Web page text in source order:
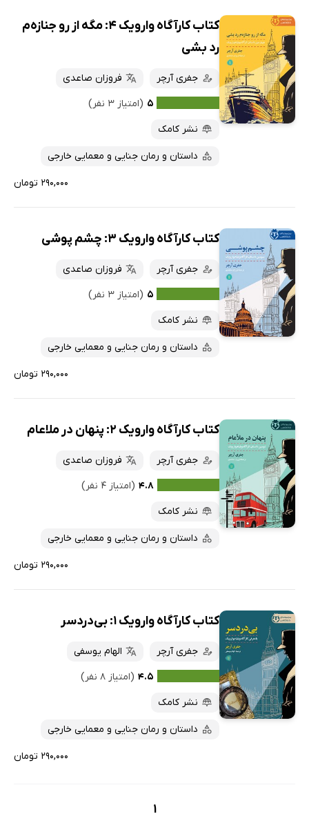
کتاب کارآگاه وارویک 4: مگه از رو جنازه‌م
رد بشی
جفری آرچر
فروزان صاعدی
۵ (امتیاز ۳ نفر)
نشر کامک
داستان و رمان جنایی و معمایی خارجی
۲۹۰,۰۰۰ تومان
کتاب کارآگاه وارویک 3: چشم پوشی
جفری آرچر
فروزان صاعدی
۵ (امتیاز ۳ نفر)
نشر کامک
داستان و رمان جنایی و معمایی خارجی
۲۹۰,۰۰۰ تومان
کتاب کارآگاه وارویک 2: پنهان در ملاعام
جفری آرچر
فروزان صاعدی
۴.۸ (امتیاز ۴ نفر)
نشر کامک
داستان و رمان جنایی و معمایی خارجی
۲۹۰,۰۰۰ تومان
کتاب کارآگاه وارویک 1: بی‌دردسر
جفری آرچر
الهام یوسفی
۴.۵ (امتیاز ۸ نفر)
نشر کامک
داستان و رمان جنایی و معمایی خارجی
۲۹۰,۰۰۰ تومان
1